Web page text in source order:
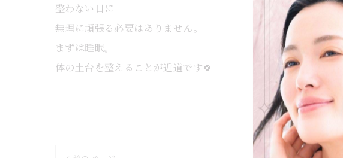
整わない日に
無理に頑張る必要はありません。
まずは睡眠。
体の土台を整えることが近道です🍀